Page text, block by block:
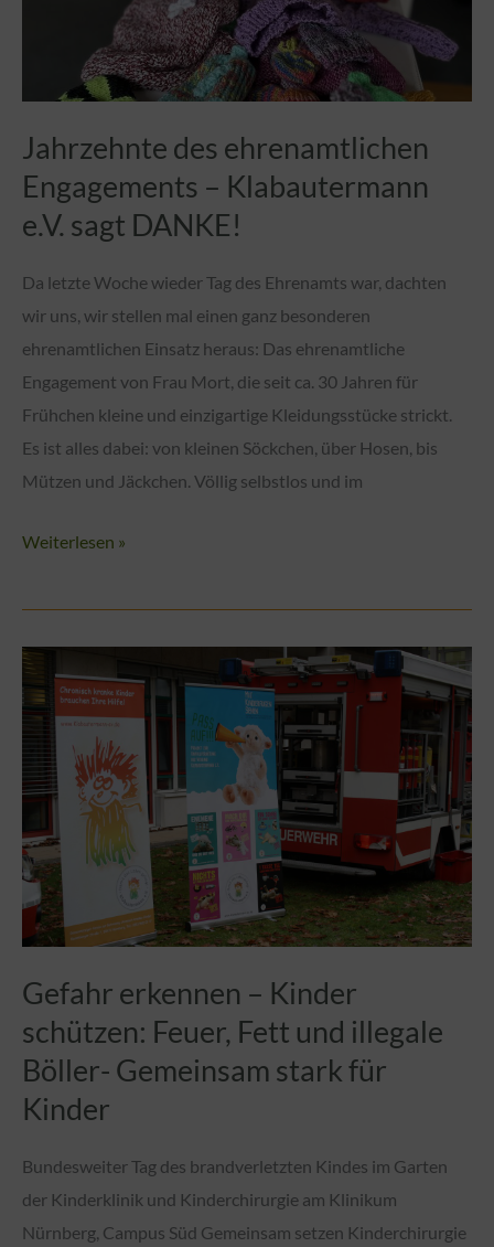
Jahrzehnte des ehrenamtlichen
Engagements – Klabautermann
e.V. sagt DANKE!
Da letzte Woche wieder Tag des Ehrenamts war, dachten
wir uns, wir stellen mal einen ganz besonderen
ehrenamtlichen Einsatz heraus: Das ehrenamtliche
Engagement von Frau Mort, die seit ca. 30 Jahren für
Frühchen kleine und einzigartige Kleidungsstücke strickt.
Es ist alles dabei: von kleinen Söckchen, über Hosen, bis
Mützen und Jäckchen. Völlig selbstlos und im
Jahrzehnte
ehrenamtlichen
–
Klabautermann
sagt
DANKE!
Weiterlesen »
Gefahr erkennen – Kinder
schützen: Feuer, Fett und illegale
Böller- Gemeinsam stark für
Kinder
Bundesweiter Tag des brandverletzten Kindes im Garten
der Kinderklinik und Kinderchirurgie am Klinikum
Nürnberg, Campus Süd Gemeinsam setzen Kinderchirurgie